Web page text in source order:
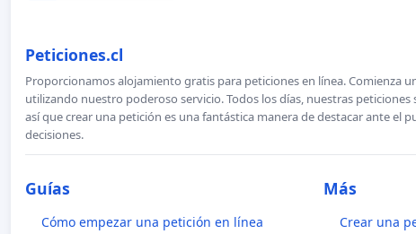
Peticiones.cl
Proporcionamos alojamiento gratis para peticiones en línea. Comienza
utilizando nuestro poderoso servicio. Todos los días, nuestras
así que crear una petición es una fantástica manera de destacar ante el
decisiones.
Guías
Cómo empezar una petición en línea
Más
Crear una